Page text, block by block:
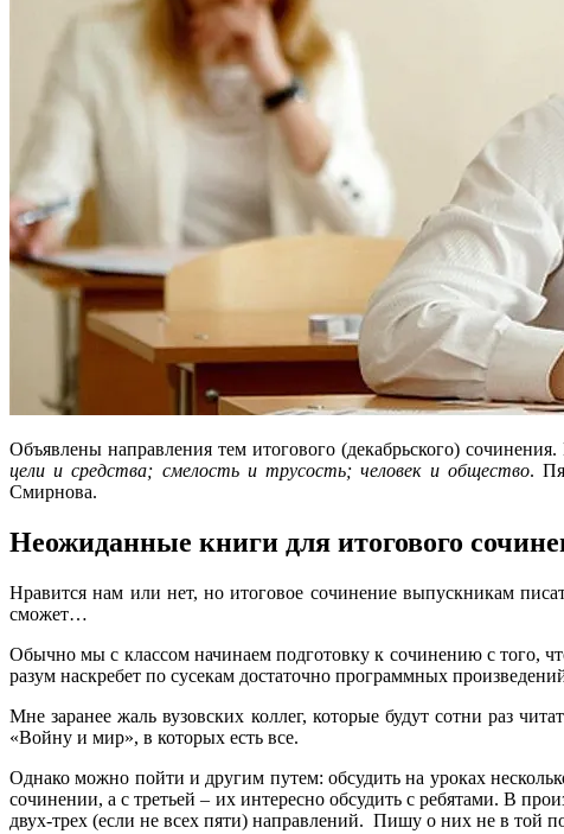
Объявлены направления тем итогового (декабрьского)
цели и средства; смелость и трусость; человек и общество.
Смирнова.
Неожиданные книги для итогового
Нравится нам или нет, но итоговое сочинение выпускникам
сможет…
Обычно мы с классом начинаем подготовку к сочинению с того,
разум наскребет по сусекам достаточно программных
Мне заранее жаль вузовских коллег, которые будут сотни раз
«Войну и мир», в которых есть все.
Однако можно пойти и другим путем: обсудить на уроках
сочинении, а с третьей – их интересно обсудить с ребятами. В
двух-трех (если не всех пяти) направлений. Пишу о них не в той